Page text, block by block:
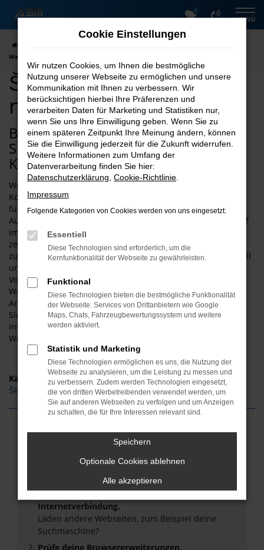
Zum
0
MENÜ
Wernigerode
Škoda Kamiq kaufen
nach Wernigerode
Bei ASM Autoservice Meißner finden
Sie schnell den passenden Škoda
Kamiq für Wernigerode
Wenn Sie einen Škoda Kamiq zu Top-Preisen und Top-
Konditionen kaufen oder mieten möchten, sind Sie bei uns
für Wernigerode an der richtigen Stelle. Die ASM
Autovermietung punktet mit 26 Jahren Erfahrung und ist tief
im Harz und der Umgebung verwurzelt. Nicht nur das
zeichnet ASM Autoservice Meißner für Wernigerode aus,
zusätzlich gibt es eine große Auswahl anŠkodaModellen. All
unsere Škoda Kamiq für Wernigerode glänzen mit einer
Vollausstattung. Sie werden staunen, wie schnell es von
Wernigerode zu uns und zu unseren überaus günstigen
Angeboten an Fahrzeugen von Škoda Kamiq geht. Kommen
Sie gerne bei ASM Autoservice Meißner vorbei und
informieren Sie sich über die passende Škoda Kamiq für
Wernigerode. Wir beraten Sie gerne!
Kategorie
Škoda Kamiq Gebrauchtwagen Wernigerode
Fehler: Network Error
Beim Laden ist ein Fehler aufgetreten.
Überprüfe deine Firewall und deine
Internetverbindung.
Laden andere Webseiten, zum Beispiel deine
Suchmaschine?
Prüfe deine Browsererweiterungen.
Cookie Einstellungen
Wir nutzen Cookies, um Ihnen die bestmögliche
Nutzung unserer Webseite zu ermöglichen und unsere
Kommunikation mit Ihnen zu verbessern. Wir
berücksichtigen hierbei Ihre Präferenzen und
verarbeiten Daten für Marketing und Statistiken nur,
wenn Sie uns Ihre Einwilligung geben. Wenn Sie zu
einem späteren Zeitpunkt Ihre Meinung ändern, können
Sie die Einwilligung jederzeit für die Zukunft widerrufen.
Weitere Informationen zum Umfang der
Datenverarbeitung finden Sie hier:
Datenschutzerklärung Cookie-Richtlinie
Impressum
Folgende Kategorien von Cookies werden von uns eingesetzt:
Essentiell
Diese Technologien sind erforderlich, um die
Kernfunktionalität der Webseite zu gewährleisten.
Funktional
Diese Technologien bieten die bestmögliche Funktionalität
der Webseite. Services von Drittanbietern wie Google
Maps, Chats, Fahrzeugbewertungssystem und weitere
werden aktiviert.
Statistik und Marketing
Diese Technologien ermöglichen es uns, die Nutzung der
Webseite zu analysieren, um die Leistung zu messen und
zu verbessern. Zudem werden Technologien eingesetzt,
die von dritten Werbetreibenden verwendet werden, um
Sie auf anderen Webseiten zu verfolgen und um Anzeigen
zu schalten, die für Ihre Interessen relevant sind.
Speichern
Optionale Cookies ablehnen
Alle akzeptieren